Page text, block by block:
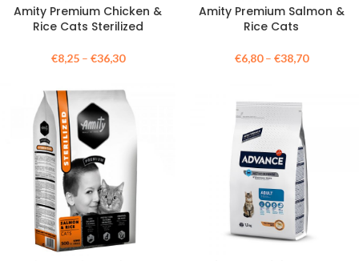
Amity Premium Chicken &
Rice Cats Sterilized
€8,25– €36,30
Amity Premium Salmon &
Rice Cats
€6,80– €38,70